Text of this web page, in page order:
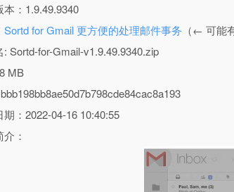
本：1.9.49.9340
Sortd for Gmail 更方便的处理邮件事务 （← 可能
: Sortd-for-Gmail-v1.9.49.9340.zip
MB
期：2022-04-16 10:40:55
：